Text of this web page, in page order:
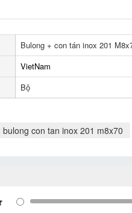
Bulong + con tán inox 201
VietNam
Bộ
bulong con tan inox 201 m8x70